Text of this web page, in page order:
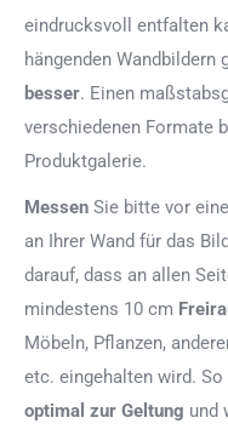
eindrucksvoll entfalten
hängenden Wandbildern
besser. Einen
verschiedenen Formate
Produktgalerie.
Messen Sie bitte vor
an Ihrer Wand für das
darauf, dass an allen
mindestens 10 cm
Möbeln, Pflanzen,
etc. eingehalten wird.
optimal zur Geltung und